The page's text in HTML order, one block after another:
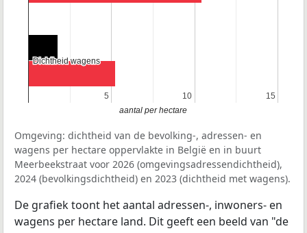
5
5 10
10 15
15
Dichtheid wagens
Dichtheid wagens
aantal per hectare
Omgeving: dichtheid van de bevolking-, adressen- en
wagens per hectare oppervlakte in België en in buurt
Meerbeekstraat voor 2026 (omgevingsadressendichtheid),
2024 (bevolkingsdichtheid) en 2023 (dichtheid met wagens).
De grafiek toont het aantal adressen-, inwoners- en
wagens per hectare land. Dit geeft een beeld van "de